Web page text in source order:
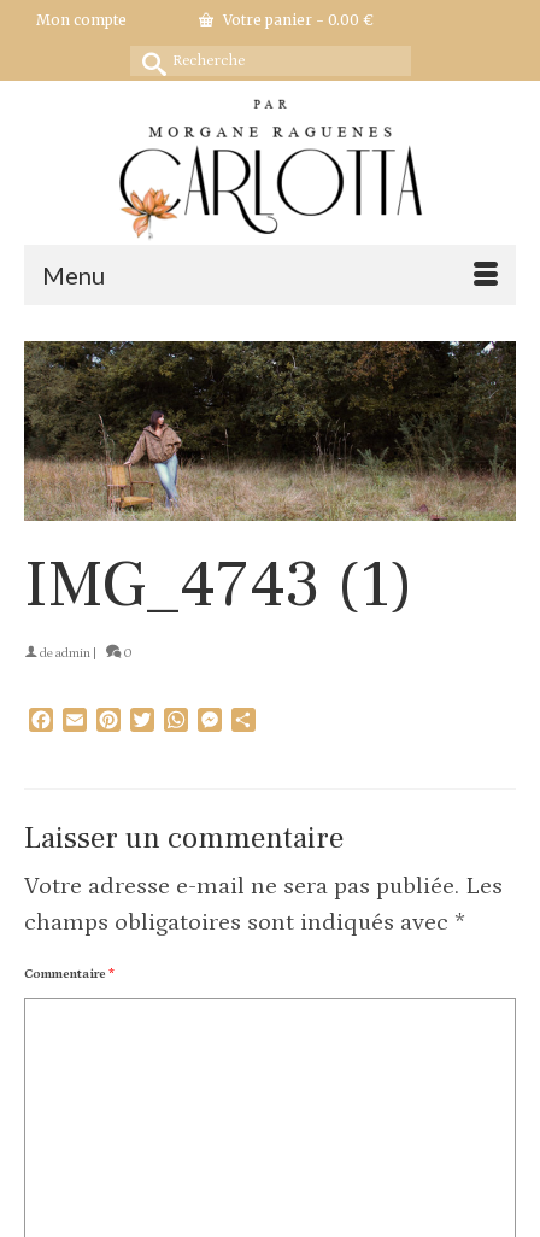
Mon compte Votre panier - 0.00 €
Rechercher :
Menu
IMG_4743 (1)
deadmin 0
Facebook
EmailPinterestTwitterWhatsAppMessenger
Laisser un commentaire
Votre adresse e-mail ne sera pas publiée. Les
champs obligatoires sont indiqués avec *
Commentaire *